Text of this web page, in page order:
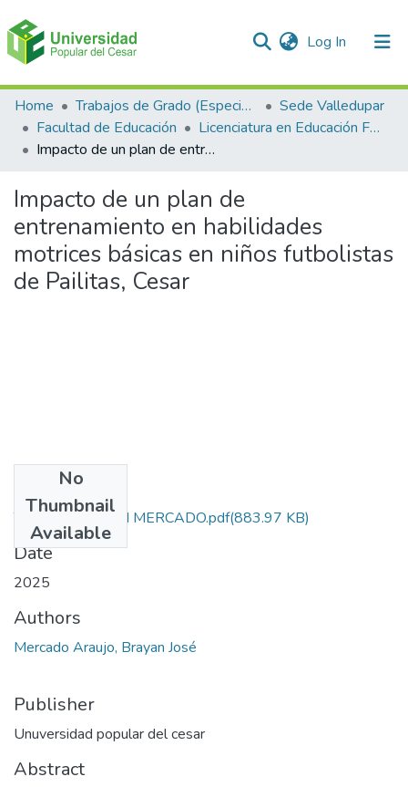
Log In (current)
Communities & Collections
All of DSpace
Home Trabajos de Grado (Especializaciones y Pregrados)
Sede Valledupar
Facultad de Educación
Licenciatura en Educación Física, Recreación y Deportes.
Impacto de un plan de entrenamiento en habilidades motrices básicas en niños futbolistas de Pailitas, Cesar
Impacto de un plan de
entrenamiento en habilidades
motrices básicas en niños futbolistas
de Pailitas, Cesar
No
Thumbnail
Available
TGF-34-BRAYAN MERCADO.pdf(883.97 KB)
Date
2025
Authors
Mercado Araujo, Brayan José
Publisher
Unuversidad popular del cesar
Abstract